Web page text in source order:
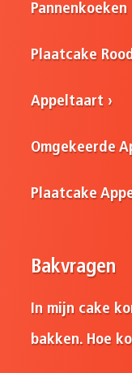
Pannenkoeken
Plaatcake
Appeltaart
Omgekeerde
Plaatcake
Bakvragen
In mijn cake
bakken. Hoe